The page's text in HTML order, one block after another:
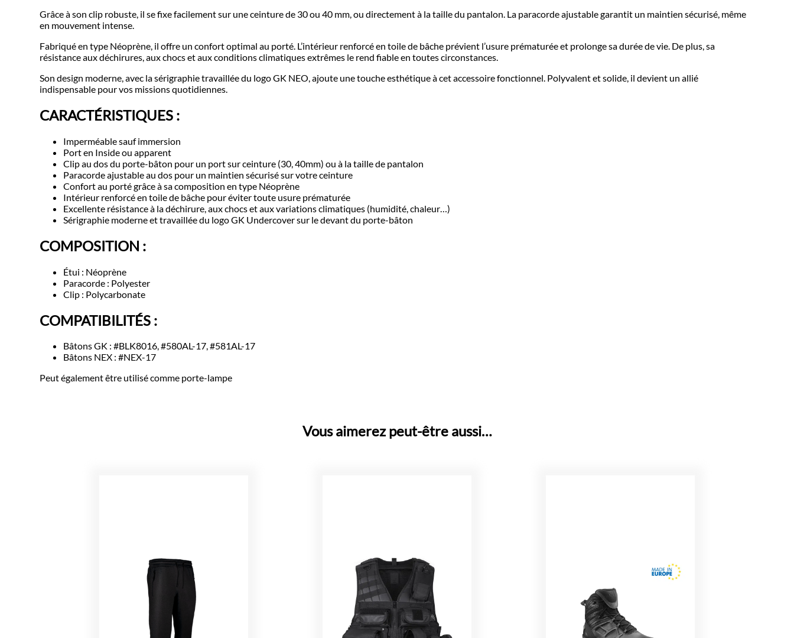
Grâce à son clip robuste, il se fixe facilement sur une ceinture de 30 ou 40 mm, ou directement à la taille du pantalon. La paracorde ajustable garantit un maintien sécurisé, même
en mouvement intense.
Fabriqué en type Néoprène, il offre un confort optimal au porté. L’intérieur renforcé en toile de bâche prévient l’usure prématurée et prolonge sa durée de vie. De plus, sa
résistance aux déchirures, aux chocs et aux conditions climatiques extrêmes le rend fiable en toutes circonstances.
Son design moderne, avec la sérigraphie travaillée du logo GK NEO, ajoute une touche esthétique à cet accessoire fonctionnel. Polyvalent et solide, il devient un allié
indispensable pour vos missions quotidiennes.
CARACTÉRISTIQUES :
Imperméable sauf immersion
Port en Inside ou apparent
Clip au dos du porte-bâton pour un port sur ceinture (30, 40mm) ou à la taille de pantalon
Paracorde ajustable au dos pour un maintien sécurisé sur votre ceinture
Confort au porté grâce à sa composition en type Néoprène
Intérieur renforcé en toile de bâche pour éviter toute usure prématurée
Excellente résistance à la déchirure, aux chocs et aux variations climatiques (humidité, chaleur…)
Sérigraphie moderne et travaillée du logo GK Undercover sur le devant du porte-bâton
COMPOSITION :
Étui : Néoprène
Paracorde : Polyester
Clip : Polycarbonate
COMPATIBILITÉS :
Bâtons GK : #BLK8016, #580AL-17, #581AL-17
Bâtons NEX : #NEX-17
Peut également être utilisé comme porte-lampe
Vous aimerez peut-être aussi…